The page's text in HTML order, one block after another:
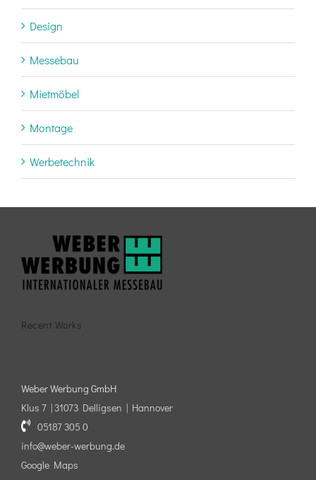
Design
Messebau
Mietmöbel
Montage
Werbetechnik
Recent Works
Weber Werbung GmbH
Klus 7 | 31073 Delligsen | Hannover
05187 305 0
info@weber-werbung.de
Google Maps